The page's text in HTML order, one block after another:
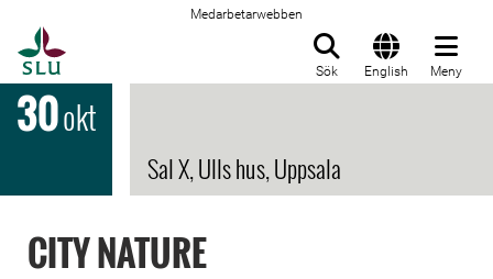
Medarbetarwebben
Sök English Meny
30okt
Sal X, Ulls hus, Uppsala
CITY NATURE